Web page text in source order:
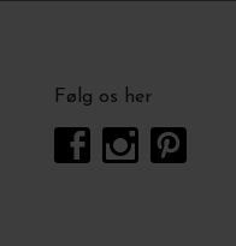
Følg os her